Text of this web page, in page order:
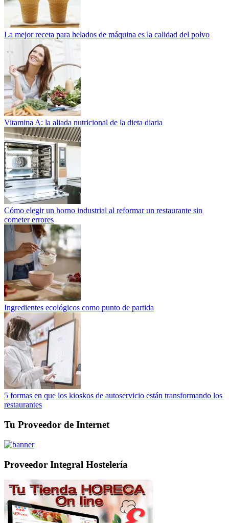
La mejor receta para helados de máquina es la calidad del polvo
Vitamina A: la aliada nutricional de la dieta diaria
Cómo elegir un horno industrial al reformar un restaurante sin
cometer errores
Ingredientes ecológicos como punto de partida
5 formas en que los kioskos de autoservicio están transformando los
restaurantes
Tu Proveedor de Internet
Proveedor Integral Hostelería